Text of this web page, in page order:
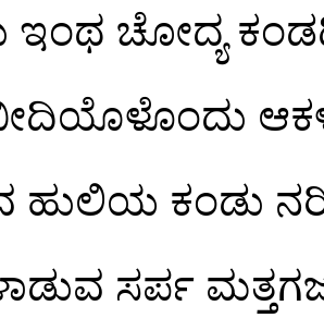
ಇಂಥ ಚೋದ್ಯ
ಆಕಳ
ಹುಲಿಯ ಕಂಡು ನರಿ
ಸರ್ಪ